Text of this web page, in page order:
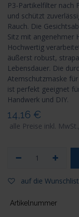
P3-Partikelfilter nach
und schützt
Rauch. Die
Sitz mit angenehmer
Hochwertig
äußerst robust,
Lebensdauer. Die
Atemschutzmaske
ist perfekt geeignet
Handwerk und DIY.
14,16 €
alle Preise inkl.
auf die
Artikelnummer